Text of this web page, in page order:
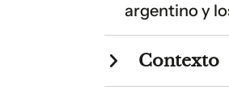
argentino y
Contexto